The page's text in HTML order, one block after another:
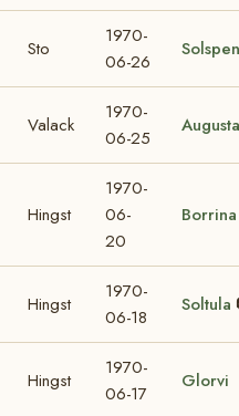
Sto
1970-
06-26
Valack
1970-
06-25
Augusta
Hingst
1970-
06-
20
Borrina
Hingst
1970-
06-18
Soltula
Hingst
1970-
06-17
Glorvi